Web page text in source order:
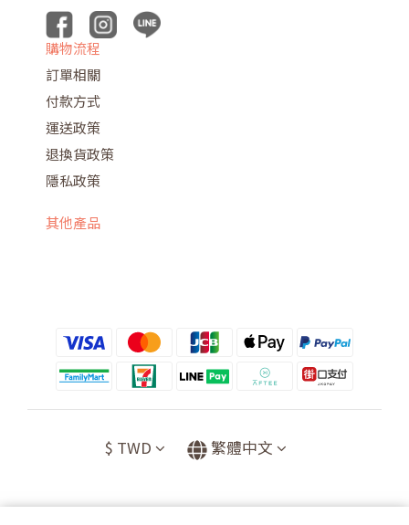
購物流程
訂單相關
付款方式
運送政策
退換貨政策
隱私政策
其他產品
$ TWD 繁體中文